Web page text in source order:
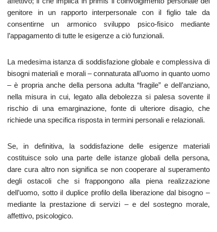
genitore in un rapporto interpersonale con il figlio tale da
consentirne un armonico sviluppo psico-fisico mediante
l’appagamento di tutte le esigenze a ciò funzionali.
La medesima istanza di soddisfazione globale e complessiva di
bisogni materiali e morali – connaturata all’uomo in quanto uomo
– è propria anche della persona adulta “fragile” e dell’anziano,
nella misura in cui, legato alla debolezza si palesa sovente il
rischio di una emarginazione, fonte di ulteriore disagio, che
richiede una specifica risposta in termini personali e relazionali.
Se, in definitiva, la soddisfazione delle esigenze materiali
costituisce solo una parte delle istanze globali della persona,
dare cura altro non significa se non cooperare al superamento
degli ostacoli che si frappongono alla piena realizzazione
dell’uomo, sotto il duplice profilo della liberazione dal bisogno –
mediante la prestazione di servizi – e del sostegno morale,
affettivo, psicologico.